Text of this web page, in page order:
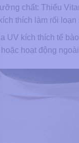
chất: Thiếu
thích làm rối
UV kích thích tế
hoạt động